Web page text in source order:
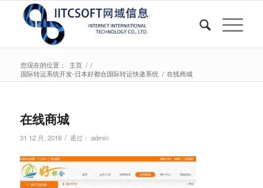
您现在的位置： 主页 / /
国际转运系统开发-日本好都合国际转运快递系统 / 在线商城
在线商城
31 12 月, 2016 / 通过： admin